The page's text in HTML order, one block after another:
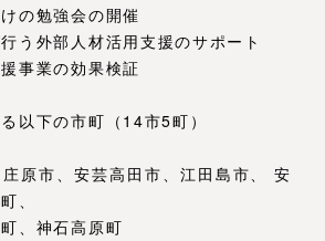
の勉強会の開催
う外部人材活用支援のサポート
事業の効果検証
以下の市町（14市5町）
原市、安芸高田市、江田島市、 安
、
、神石高原町